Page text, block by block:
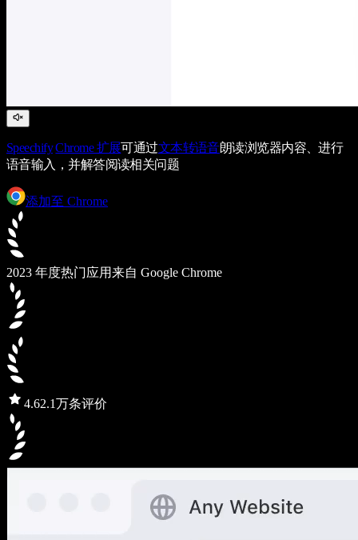
Speechify Chrome 扩展可通过文本转语音朗读浏览器内容、进行
语音输入，并解答阅读相关问题
添加至 Chrome
2023 年度热门应用来自 Google Chrome
4.62.1万条评价